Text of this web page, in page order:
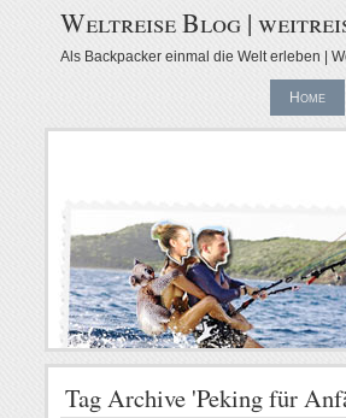
Weltreise Blog |
Als Backpacker einmal die Welt erleben |
Home
Tag Archive 'Peking für